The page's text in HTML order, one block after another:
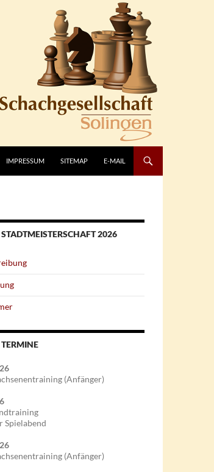
IMPRESSUM SITEMAP E-MAIL
2026
(Anfänger)
Spielabend
(Anfänger)